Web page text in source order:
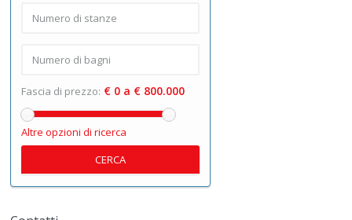
Fascia di prezzo: € 0 a € 800.000
Altre opzioni di ricerca
CERCA